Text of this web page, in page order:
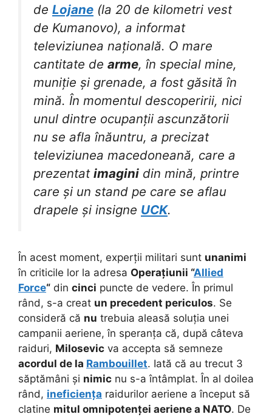
de Lojane (la 20 de kilometri vest
de Kumanovo), a informat
televiziunea națională. O mare
cantitate de arme, în special mine,
muniție și grenade, a fost găsită în
mină. În momentul descoperirii, nici
unul dintre ocupanții ascunzătorii
nu se afla înăuntru, a precizat
televiziunea macedoneană, care a
prezentat imagini din mină, printre
care și un stand pe care se aflau
drapele și insigne UCK.
În acest moment, experții militari sunt unanimi
în criticile lor la adresa Operațiunii “Allied
Force“ din cinci puncte de vedere. În primul
rând, s-a creat un precedent periculos. Se
consideră că nu trebuia aleasă soluția unei
campanii aeriene, în speranța că, după câteva
raiduri, Milosevic va accepta să semneze
acordul de la Rambouillet. Iată că au trecut 3
săptămâni și nimic nu s-a întâmplat. În al doilea
rând, ineficiența raidurilor aeriene a început să
clatine mitul omnipotenței aeriene a NATO. De